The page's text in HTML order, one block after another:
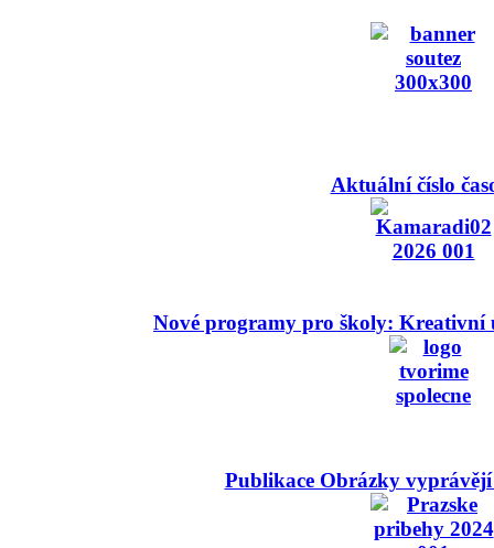
Aktuální číslo
Nové programy pro školy: Kreativní
Publikace Obrázky